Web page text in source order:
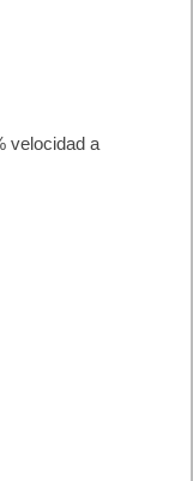
velocidad a